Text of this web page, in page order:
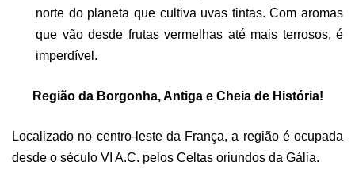
norte do planeta que cultiva uvas tintas. Com aromas
que vão desde frutas vermelhas até mais terrosos, é
imperdível.
Região da Borgonha,Antiga e C heia de H istória!
Localizado no centro-leste da França, a região é ocupada
desde o século VI A.C. pelos Celtas oriundos da Gália.